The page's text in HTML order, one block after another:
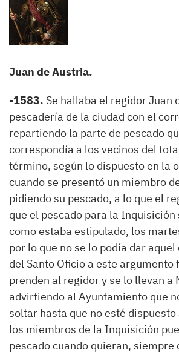
Juan de Austria.
-1583. Se hallaba el regidor Juan
pescadería de la ciudad con el
repartiendo la parte de pescado
correspondía a los vecinos del
término, según lo dispuesto en la
cuando se presentó un miembro
pidiendo su pescado, a lo que el
que el pescado para la Inquisición
como estaba estipulado, los
por lo que no se lo podía dar
del Santo Oficio a este argumento
prenden al regidor y se lo llevan a
advirtiendo al Ayuntamiento que
soltar hasta que no esté dispuesto
los miembros de la Inquisición
pescado cuando quieran, siempre